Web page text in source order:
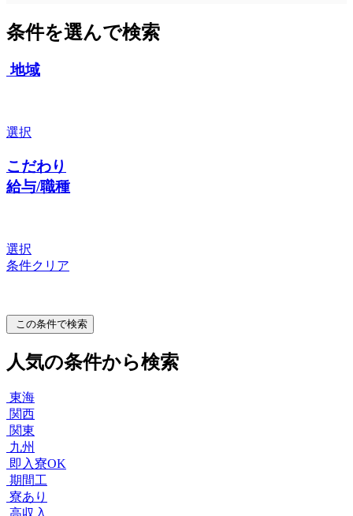
条件を選んで検索
地域
選択
こだわり
給与/職種
選択
条件クリア
この条件で検索
人気の条件から検索
東海
関西
関東
九州
即入寮OK
期間工
寮あり